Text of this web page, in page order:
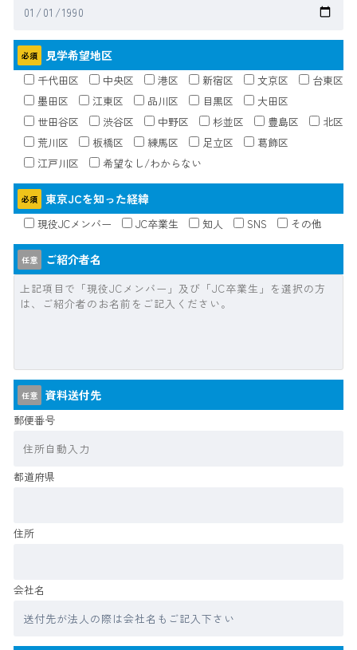
必須 見学希望地区
千代田区 中央区 港区 新宿区 文京区
台東区
墨田区
江東区 品川区 目黒区
大田区
世田谷区
渋谷区 中野区 杉並区 豊島区
北区
荒川区
板橋区 練馬区 足立区
葛飾区
江戸川区
希望なし/わからない
必須 東京JCを知った経緯
現役JCメンバー JC卒業生 知人 SNS その他
任意 ご紹介者名
任意 資料送付先
郵便番号
都道府県
住所
会社名